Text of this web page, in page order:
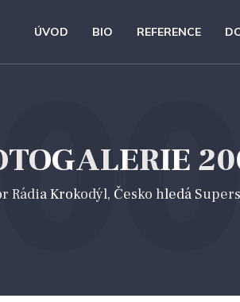
ÚVOD BIO REFERENCE
Rádia Krokodýl, Česko hledá